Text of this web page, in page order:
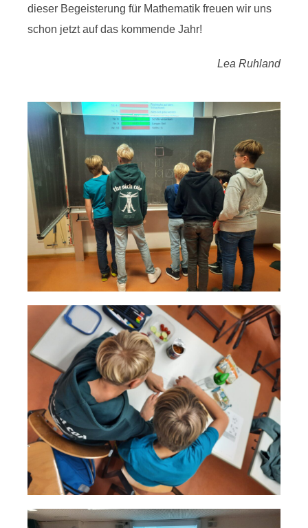
dieser Begeisterung für Mathematik freuen wir uns
schon jetzt auf das kommende Jahr!
Lea Ruhland